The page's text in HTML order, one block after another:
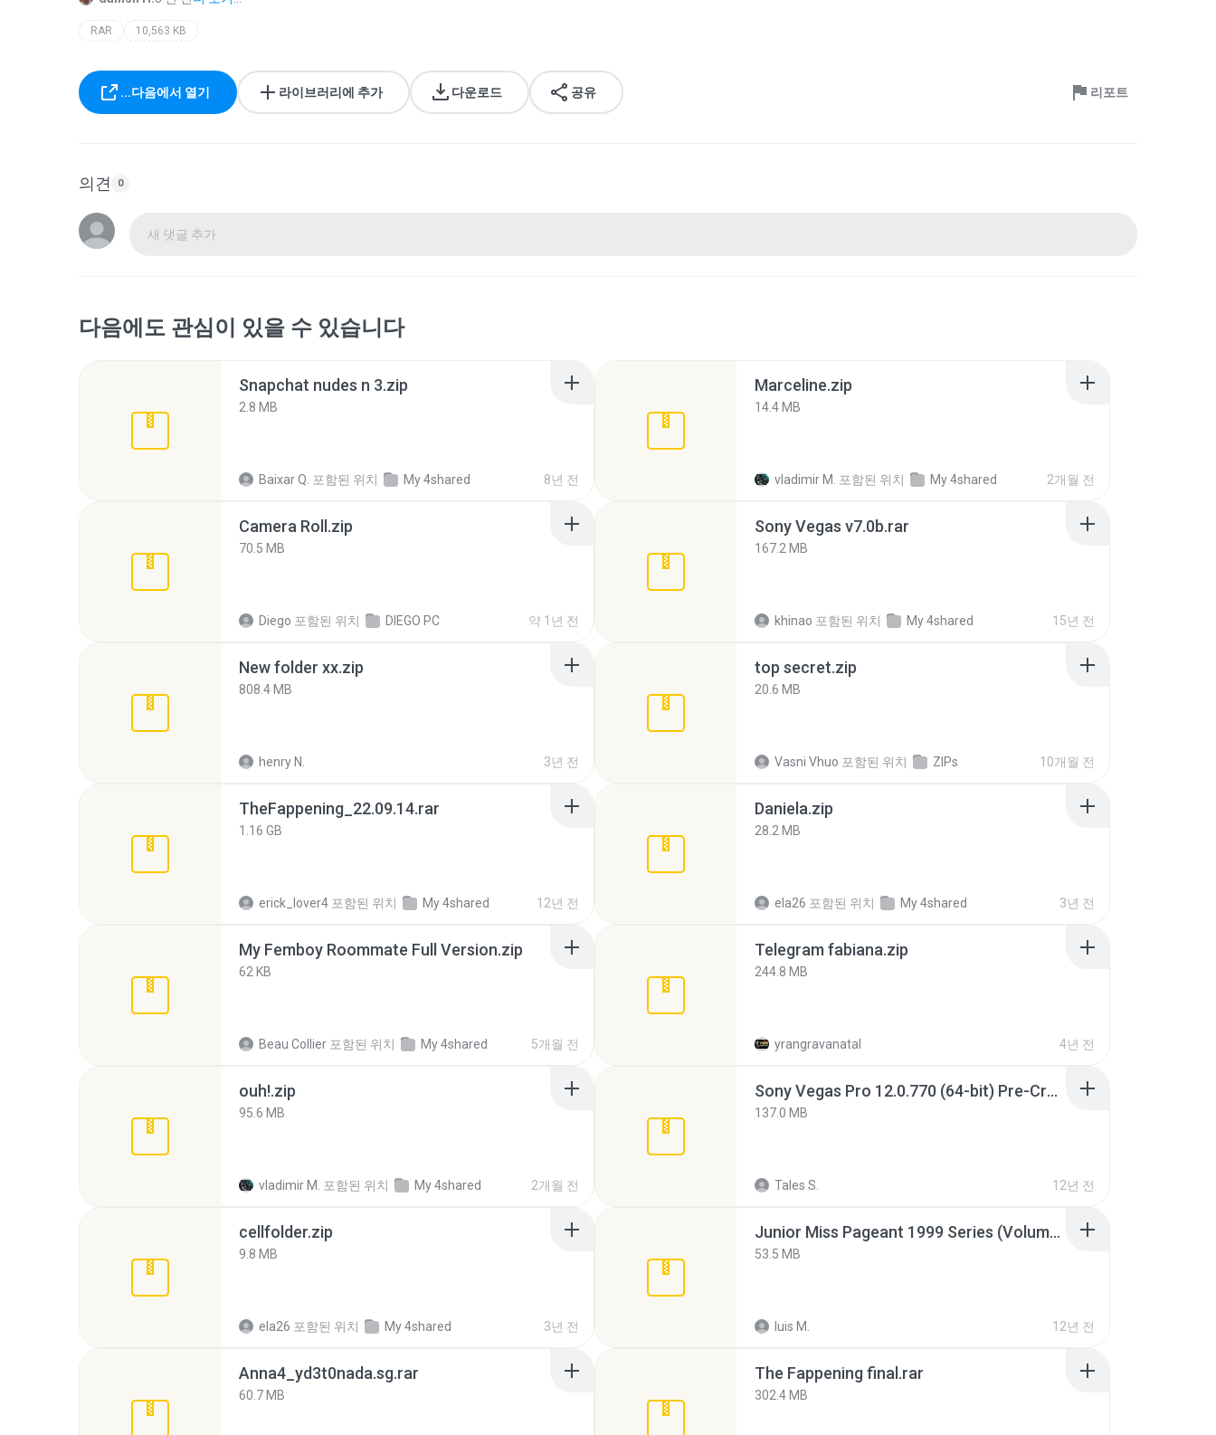
RAR 10,563 KB
...다음에서 열기 라이브러리에 추가 다운로드 공유 리포트
의견 0
새 댓글 추가
다음에도 관심이 있을 수 있습니다
Snapchat nudes n 3.zip
2.8 MB
Baixar Q. 포함된 위치 My 4shared 8년 전
Marceline.zip
14.4 MB
vladimir M. 포함된 위치 My 4shared 2개월 전
Camera Roll.zip
70.5 MB
Diego 포함된 위치 DIEGO PC 약 1년 전
Sony Vegas v7.0b.rar
167.2 MB
khinao 포함된 위치 My 4shared 15년 전
New folder xx.zip
808.4 MB
henry N. 3년 전
top secret.zip
20.6 MB
Vasni Vhuo 포함된 위치 ZIPs 10개월 전
TheFappening_22.09.14.rar
1.16 GB
erick_lover4 포함된 위치 My 4shared 12년 전
Daniela.zip
28.2 MB
ela26 포함된 위치 My 4shared 3년 전
My Femboy Roommate Full Version.zip
62 KB
Beau Collier 포함된 위치 My 4shared 5개월 전
Telegram fabiana.zip
244.8 MB
yrangravanatal 4년 전
ouh!.zip
95.6 MB
vladimir M. 포함된 위치 My 4shared 2개월 전
Sony Vegas Pro 12.0.770 (64-bit) Pre-Cracked.zip
137.0 MB
Tales S. 12년 전
cellfolder.zip
9.8 MB
ela26 포함된 위치 My 4shared 3년 전
Junior Miss Pageant 1999 Series (Volume I Part I NC 6).7z
53.5 MB
luis M. 12년 전
Anna4_yd3t0nada.sg.rar
60.7 MB
The Fappening final.rar
302.4 MB